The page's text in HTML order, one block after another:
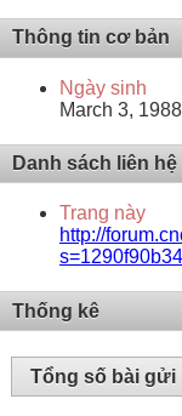
Thông tin cơ bản
Ngày sinh
March 3,
Danh sách liên hệ
Trang này
http://
Thống kê
Tổng số bài gửi